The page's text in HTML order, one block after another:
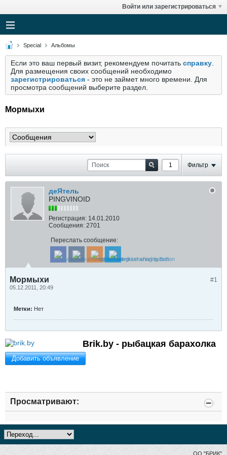
Войти или зарегистрироваться
Special Альбомы
Если это ваш первый визит, рекомендуем почитать справку
Для размещения своих сообщений необходимо
зарегистрироваться - это не займет много времени. Для
просмотра сообщений выберите раздел.
Мормыхи
Фильтр
деЯтель
PINGVINOID
Регистрация: 14.01.2010
Сообщения: 2701
Переслать сообщение:
#1
Мормыхи
05.12.2011, 20:49
Метки: Нет
Brik.by - рыбацкая барахолка
Добавить объявление
Просматривают:
ОО "БРИК"